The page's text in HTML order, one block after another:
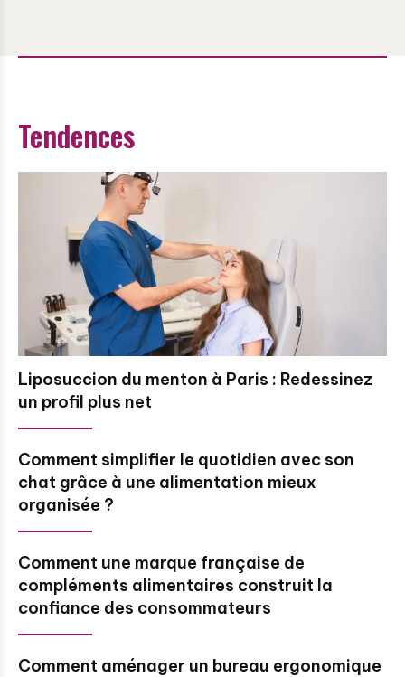
Tendences
Liposuccion du menton à Paris : Redessinez
un profil plus net
Comment simplifier le quotidien avec son
chat grâce à une alimentation mieux
organisée ?
Comment une marque française de
compléments alimentaires construit la
confiance des consommateurs
Comment aménager un bureau ergonomique